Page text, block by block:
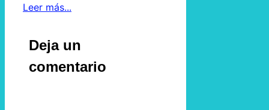
Leer más...
Deja un
comentario